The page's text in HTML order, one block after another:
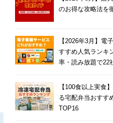
のお得な攻略法を
【2026年3月】電
すすめ人気ランキ
率・読み放題で22
【100食以上実食
る宅配弁当おすす
TOP16